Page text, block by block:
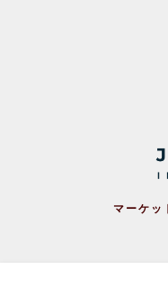
マーケッ